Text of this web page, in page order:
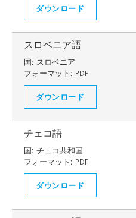
ダウンロード
スロベニア語
国: スロベニア
フォーマット: PDF
ダウンロード
チェコ語
国: チェコ共和国
フォーマット: PDF
ダウンロード